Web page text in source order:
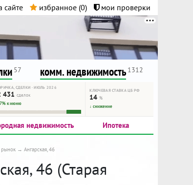
сайте избранное (0) мои проверки
57 комм. недвижимость 1312
СДЕЛКИ · ИЮЛЬ 2026
431 сделок
к июню
КЛЮЧЕВАЯ СТАВКА ЦБ РФ
14%
↓ снижение
недвижимость Ипотека
рынок Ангарская, 46
46 (Старая